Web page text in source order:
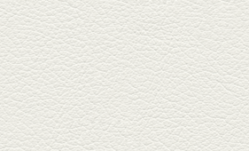
2025年8月15日放送
お刺身盛り合わせ＆干物
盛りの七輪焼き
酒場通りの「食楽みかげ」は、
オーナーこだわりの魚料理が味
わえ...
2025年7月25日放送
朝ごはんプレート＆かん